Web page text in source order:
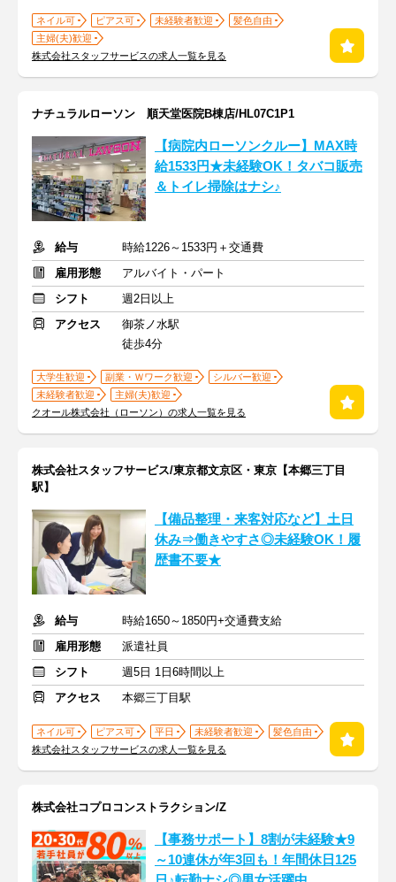
ネイル可 ピアス可 未経験者歓迎
髪色自由
主婦(夫)歓迎
株式会社スタッフサービスの求人一覧を見る
ナチュラルローソン 順天堂医院B棟店/HL07C1P1
【病院内ローソンクルー】MAX時
給1533円★未経験OK！タバコ販売
＆トイレ掃除はナシ♪
給与
時給1226～1533円＋交通費
雇用形態
アルバイト・パート
シフト
週2日以上
アクセス
御茶ノ水駅
徒歩4分
大学生歓迎 副業・Ｗワーク歓迎
シルバー歓迎
未経験者歓迎
主婦(夫)歓迎
クオール株式会社（ローソン）の求人一覧を見る
株式会社スタッフサービス/東京都文京区・東京【本郷三丁目
駅】
【備品整理・来客対応など】土日
休み⇒働きやすさ◎未経験OK！履
歴書不要★
給与
時給1650～1850円+交通費支給
雇用形態
派遣社員
シフト
週5日 1日6時間以上
アクセス
本郷三丁目駅
ネイル可 ピアス可 平日 未経験者歓迎
髪色自由
株式会社スタッフサービスの求人一覧を見る
株式会社コプロコンストラクション/Z
【事務サポート】8割が未経験★9
～10連休が年3回も！年間休日125